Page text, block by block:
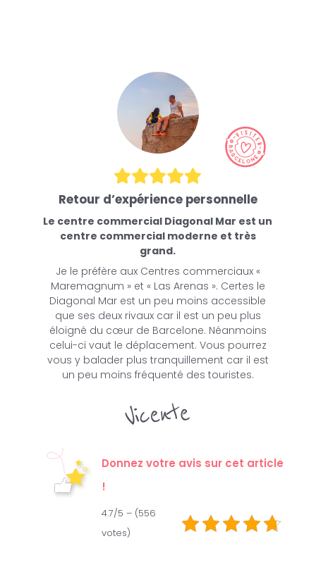
Retour d’expérience personnelle
Le centre commercial Diagonal Mar est un
centre commercial moderne et très
grand.
Je le préfère aux Centres commerciaux «
Maremagnum » et « Las Arenas ». Certes le
Diagonal Mar est un peu moins accessible
que ses deux rivaux car il est un peu plus
éloigné du cœur de Barcelone. Néanmoins
celui-ci vaut le déplacement. Vous pourrez
vous y balader plus tranquillement car il est
un peu moins fréquenté des touristes.
Donnez votre avis sur cet article
!
4.7/5 – (556
votes)